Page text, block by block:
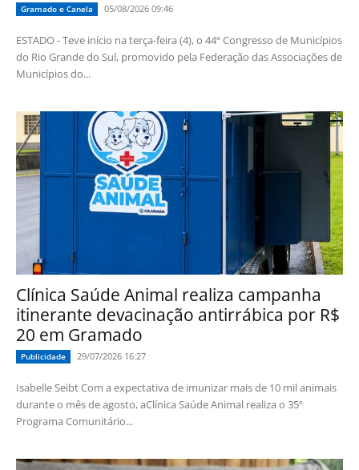
Gramado e Canela 05/08/2026 09:46
ESTADO - Teve início na terça-feira (4), o 44º Congresso de Municípios
do Rio Grande do Sul, promovido pela Federação das Associações de
Municípios do...
Clínica Saúde Animal realiza campanha
itinerante devacinação antirrábica por R$
20 em Gramado
Publicidade 29/07/2026 16:27
Isabelle Seibt Com a expectativa de imunizar mais de 10 mil animais
durante o mês de agosto, aClínica Saúde Animal realiza o 35º
Programa Comunitário...